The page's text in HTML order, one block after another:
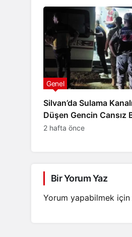
Silvan’da Sulama
Düşen Gencin Cansız
4,5 Saat Sonra Ulaşıldı
Genel
2 hafta önce
Bir Yorum Yaz
Yorum yapabilmek için